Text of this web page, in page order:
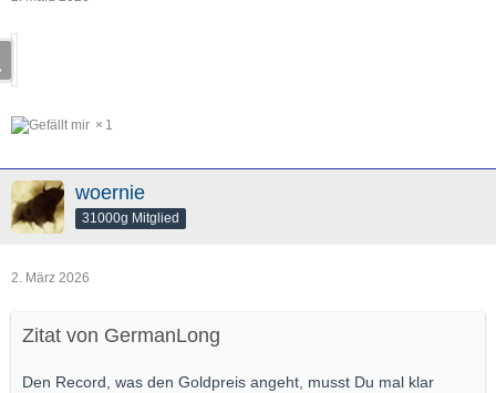
1
woernie
31000g Mitglied
2. März 2026
Zitat von GermanLong
Den Record, was den Goldpreis angeht, musst Du mal klar